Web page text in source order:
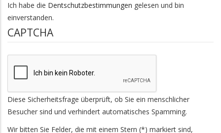
Ich habe die Dentschutzbestimmungen gelesen und bin
einverstanden.
CAPTCHA
Diese Sicherheitsfrage überprüft, ob Sie ein menschlicher
Besucher sind und verhindert automatisches Spamming.
Wir bitten Sie Felder, die mit einem Stern (*) markiert sind,